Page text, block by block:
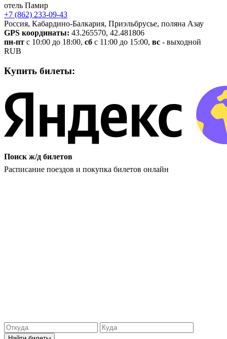
отель Памир
+7 (862) 233-09-43
Россия, Кабардино-Балкария, Приэльбрусье, поляна Азау
GPS координаты: 43.265570, 42.481806
пн-пт с 10:00 до 18:00, сб с 11:00 до 15:00, вс - выходной
RUB
Купить билеты:
Поиск ж/д билетов
Расписание поездов и покупка билетов онлайн